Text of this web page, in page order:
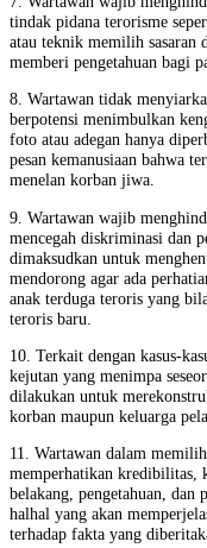
tindak pidana terorisme
atau teknik memilih sasaran
memberi pengetahuan bagi
8. Wartawan tidak
berpotensi menimbulkan
foto atau adegan hanya
pesan kemanusiaan bahwa
menelan korban jiwa.
9. Wartawan wajib
mencegah diskriminasi dan
dimaksudkan untuk
mendorong agar ada
anak terduga teroris yang
teroris baru.
10. Terkait dengan kasus-
kejutan yang menimpa
dilakukan untuk
korban maupun keluarga
11. Wartawan dalam
memperhatikan kredibilitas,
belakang, pengetahuan, dan
halhal yang akan
terhadap fakta yang